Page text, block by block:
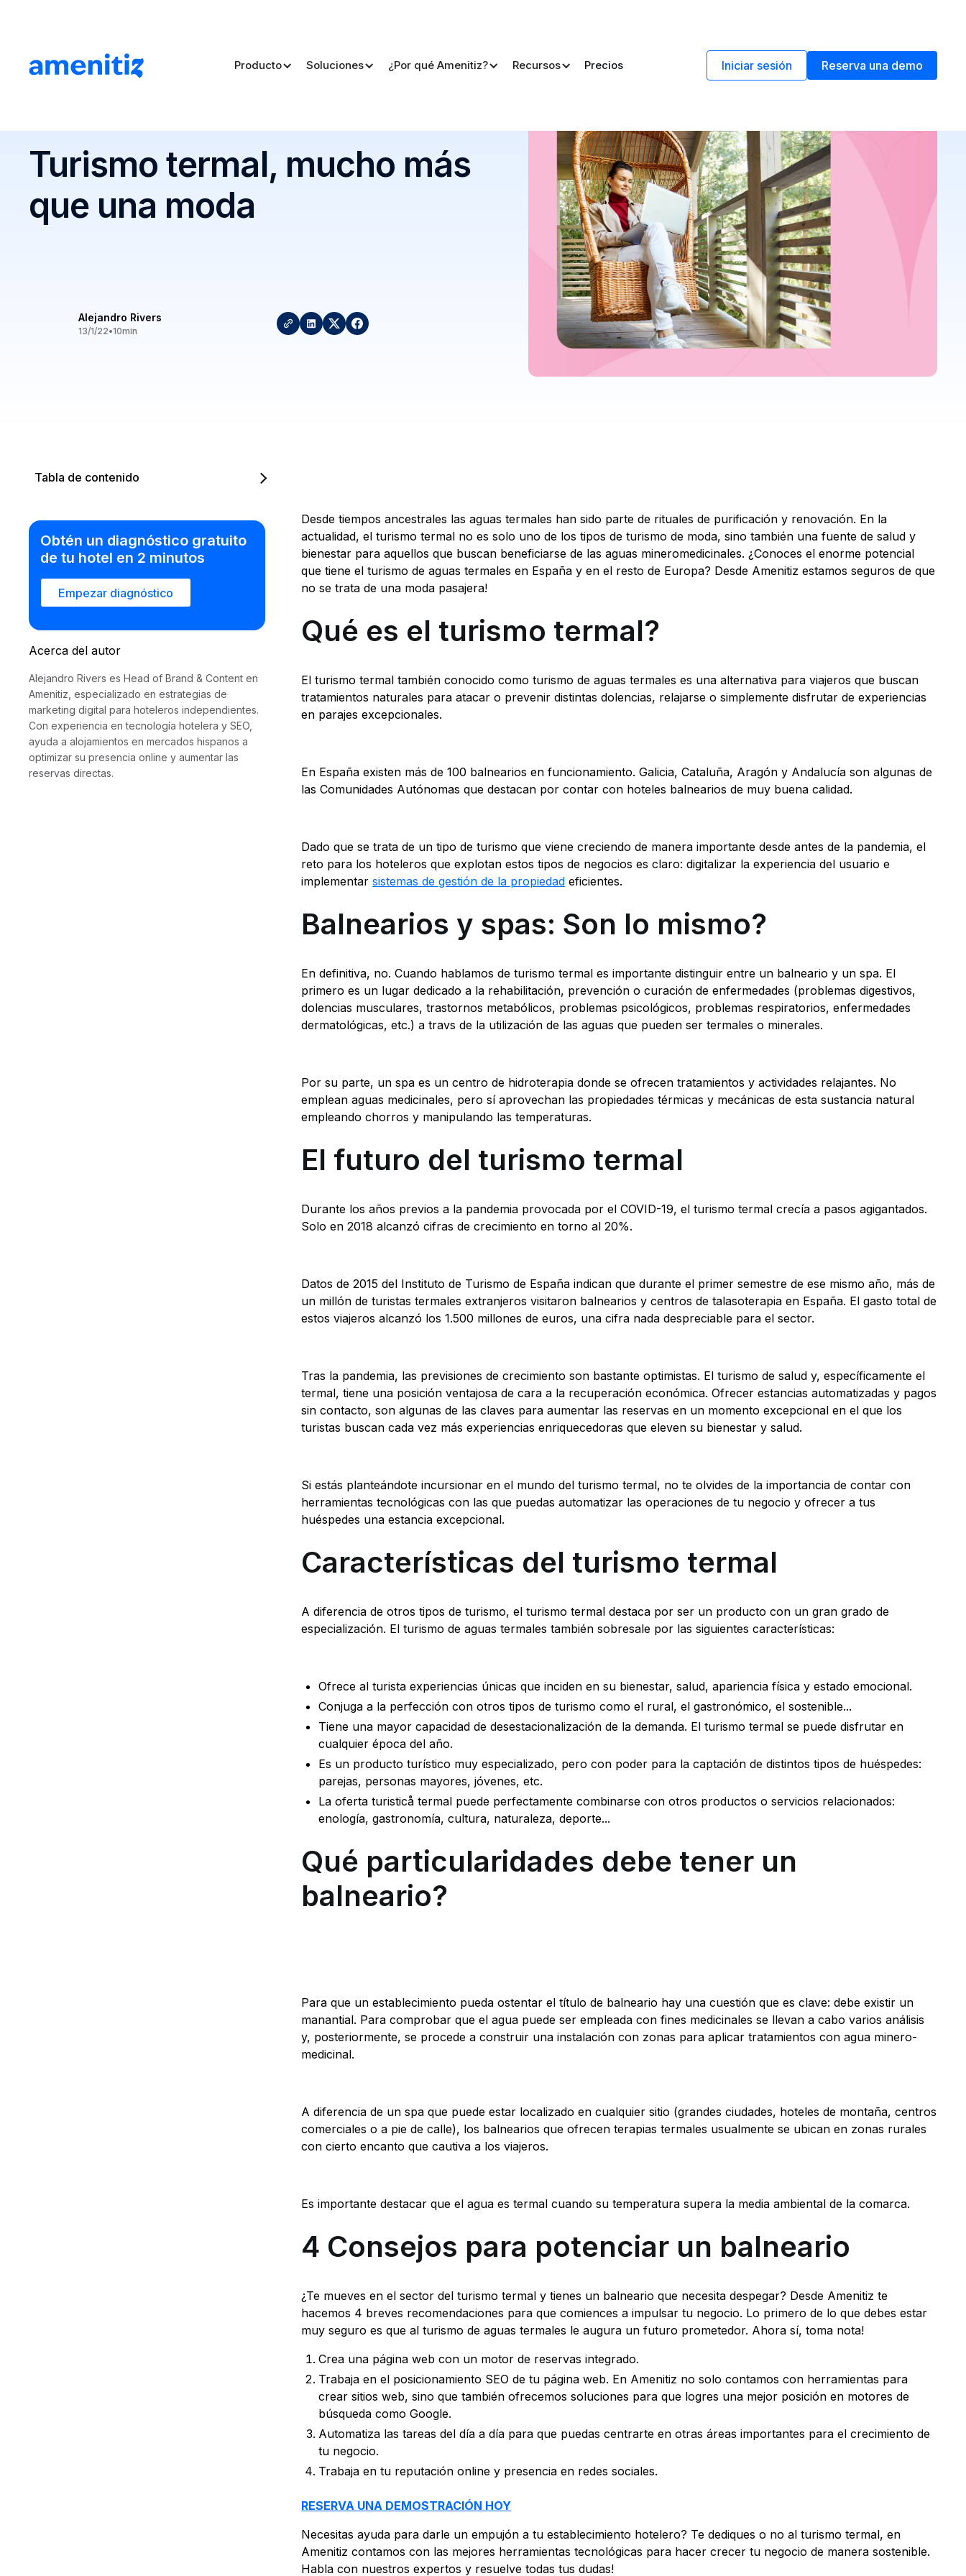
Producto Soluciones ¿Por qué Amenitiz? Recursos Precios Iniciar sesión Reserva una demo
Turismo termal, mucho más
que una moda
Alejandro Rivers
13/1/22•10min
Tabla de contenido
Obtén un diagnóstico gratuito
de tu hotel en 2 minutos
Empezar diagnóstico
Acerca del autor
Alejandro Rivers es Head of Brand & Content en
Amenitiz, especializado en estrategias de
marketing digital para hoteleros independientes.
Con experiencia en tecnología hotelera y SEO,
ayuda a alojamientos en mercados hispanos a
optimizar su presencia online y aumentar las
reservas directas.
Desde tiempos ancestrales las aguas termales han sido parte de rituales de purificación y renovación. En la
actualidad, el turismo termal no es solo uno de los tipos de turismo de moda, sino también una fuente de salud y
bienestar para aquellos que buscan beneficiarse de las aguas mineromedicinales. ¿Conoces el enorme potencial
que tiene el turismo de aguas termales en España y en el resto de Europa? Desde Amenitiz estamos seguros de que
no se trata de una moda pasajera!
Qué es el turismo termal?
El turismo termal también conocido como turismo de aguas termales es una alternativa para viajeros que buscan
tratamientos naturales para atacar o prevenir distintas dolencias, relajarse o simplemente disfrutar de experiencias
en parajes excepcionales.
En España existen más de 100 balnearios en funcionamiento. Galicia, Cataluña, Aragón y Andalucía son algunas de
las Comunidades Autónomas que destacan por contar con hoteles balnearios de muy buena calidad.
Dado que se trata de un tipo de turismo que viene creciendo de manera importante desde antes de la pandemia, el
reto para los hoteleros que explotan estos tipos de negocios es claro: digitalizar la experiencia del usuario e
implementarsistemas de gestión de la propiedad eficientes.
Balnearios y spas: Son lo mismo?
En definitiva, no. Cuando hablamos de turismo termal es importante distinguir entre un balneario y un spa. El
primero es un lugar dedicado a la rehabilitación, prevención o curación de enfermedades (problemas digestivos,
dolencias musculares, trastornos metabólicos, problemas psicológicos, problemas respiratorios, enfermedades
dermatológicas, etc.) a travs de la utilización de las aguas que pueden ser termales o minerales.
Por su parte, un spa es un centro de hidroterapia donde se ofrecen tratamientos y actividades relajantes. No
emplean aguas medicinales, pero sí aprovechan las propiedades térmicas y mecánicas de esta sustancia natural
empleando chorros y manipulando las temperaturas.
El futuro del turismo termal
Durante los años previos a la pandemia provocada por el COVID-19, el turismo termal crecía a pasos agigantados.
Solo en 2018 alcanzó cifras de crecimiento en torno al 20%.
Datos de 2015 del Instituto de Turismo de España indican que durante el primer semestre de ese mismo año, más de
un millón de turistas termales extranjeros visitaron balnearios y centros de talasoterapia en España. El gasto total de
estos viajeros alcanzó los 1.500 millones de euros, una cifra nada despreciable para el sector.
Tras la pandemia, las previsiones de crecimiento son bastante optimistas. El turismo de salud y, específicamente el
termal, tiene una posición ventajosa de cara a la recuperación económica. Ofrecer estancias automatizadas y pagos
sin contacto, son algunas de las claves para aumentar las reservas en un momento excepcional en el que los
turistas buscan cada vez más experiencias enriquecedoras que eleven su bienestar y salud.
Si estás planteándote incursionar en el mundo del turismo termal, no te olvides de la importancia de contar con
herramientas tecnológicas con las que puedas automatizar las operaciones de tu negocio y ofrecer a tus
huéspedes una estancia excepcional.
Características del turismo termal
A diferencia de otros tipos de turismo, el turismo termal destaca por ser un producto con un gran grado de
especialización. El turismo de aguas termales también sobresale por las siguientes características:
Ofrece al turista experiencias únicas que inciden en su bienestar, salud, apariencia física y estado emocional.
Conjuga a la perfección con otros tipos de turismo como el rural, el gastronómico, el sostenible...
Tiene una mayor capacidad de desestacionalización de la demanda. El turismo termal se puede disfrutar en
cualquier época del año.
Es un producto turístico muy especializado, pero con poder para la captación de distintos tipos de huéspedes:
parejas, personas mayores, jóvenes, etc.
La oferta turisticå termal puede perfectamente combinarse con otros productos o servicios relacionados:
enología, gastronomía, cultura, naturaleza, deporte...
Qué particularidades debe tener un
balneario?
Para que un establecimiento pueda ostentar el título de balneario hay una cuestión que es clave: debe existir un
manantial. Para comprobar que el agua puede ser empleada con fines medicinales se llevan a cabo varios análisis
y, posteriormente, se procede a construir una instalación con zonas para aplicar tratamientos con agua minero-
medicinal.
A diferencia de un spa que puede estar localizado en cualquier sitio (grandes ciudades, hoteles de montaña, centros
comerciales o a pie de calle), los balnearios que ofrecen terapias termales usualmente se ubican en zonas rurales
con cierto encanto que cautiva a los viajeros.
Es importante destacar que el agua es termal cuando su temperatura supera la media ambiental de la comarca.
4 Consejos para potenciar un balneario
¿Te mueves en el sector del turismo termal y tienes un balneario que necesita despegar? Desde Amenitiz te
hacemos 4 breves recomendaciones para que comiences a impulsar tu negocio. Lo primero de lo que debes estar
muy seguro es que al turismo de aguas termales le augura un futuro prometedor. Ahora sí, toma nota!
Crea una página web con un motor de reservas integrado.
Trabaja en el posicionamiento SEO de tu página web. En Amenitiz no solo contamos con herramientas para
crear sitios web, sino que también ofrecemos soluciones para que logres una mejor posición en motores de
búsqueda como Google.
Automatiza las tareas del día a día para que puedas centrarte en otras áreas importantes para el crecimiento de
tu negocio.
Trabaja en tu reputación online y presencia en redes sociales.
RESERVA UNA DEMOSTRACIÓN HOY
Necesitas ayuda para darle un empujón a tu establecimiento hotelero? Te dediques o no al turismo termal, en
Amenitiz contamos con las mejores herramientas tecnológicas para hacer crecer tu negocio de manera sostenible.
Habla con nuestros expertos y resuelve todas tus dudas!